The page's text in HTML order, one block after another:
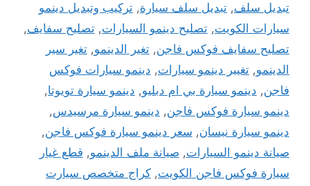
تبديل سلف, تبديل سلف سيارة, تركيب وتبديل دينمو
سيارات الكويت, تصليح دينمو السيارات, تصليح سفايف,
تصليح سفايف فوكس فاجن, تغير الدينمو, تغير سير
الدينمو, تغيير دينمو سيارات, دينمو سيارات فوكس
فاجن, دينمو سيارة بي ام دبليو, دينمو سيارة تويوتا,
دينمو سيارة فوكس فاجن, دينمو سيارة مرسيدس,
دينمو سيارة نيسان, سعر دينمو سيارة فوكس فاجن,
صيانة دينمو السيارات, صيانة ملف الدينمو, قطع غيار
سيارة فوكس فاجن الكويت, كراج متخصص سيارت